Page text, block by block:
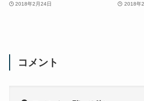
2018年2月24日 2018年
コメント